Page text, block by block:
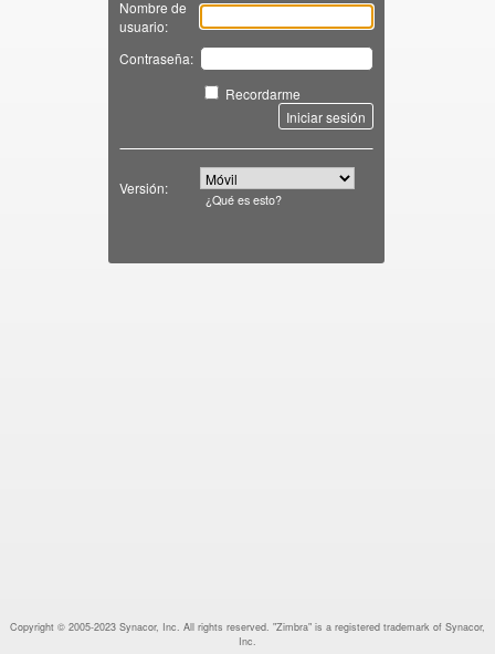
Nombre de
usuario:
Contraseña:
Recordarme
Versión:
¿Qué es esto?
Copyright © 2005-2023 Synacor, Inc. All rights reserved. "Zimbra" is a registered trademark of Synacor,
Inc.